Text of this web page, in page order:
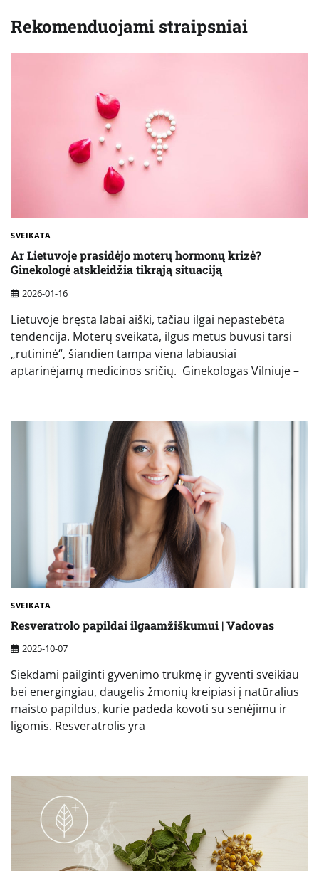
Rekomenduojami straipsniai
SVEIKATA
Ar Lietuvoje prasidėjo moterų hormonų krizė?
Ginekologė atskleidžia tikrąją situaciją
2026-01-16
Lietuvoje bręsta labai aiški, tačiau ilgai nepastebėta
tendencija. Moterų sveikata, ilgus metus buvusi tarsi
„rutininė“, šiandien tampa viena labiausiai
aptarinėjamų medicinos sričių. Ginekologas Vilniuje –
SVEIKATA
Resveratrolo papildai ilgaamžiškumui | Vadovas
2025-10-07
Siekdami pailginti gyvenimo trukmę ir gyventi sveikiau
bei energingiau, daugelis žmonių kreipiasi į natūralius
maisto papildus, kurie padeda kovoti su senėjimu ir
ligomis. Resveratrolis yra